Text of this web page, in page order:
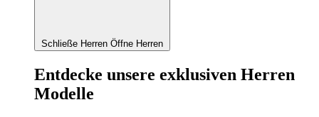
Schließe Herren Öffne Herren
Entdecke unsere exklusiven Herren
Modelle